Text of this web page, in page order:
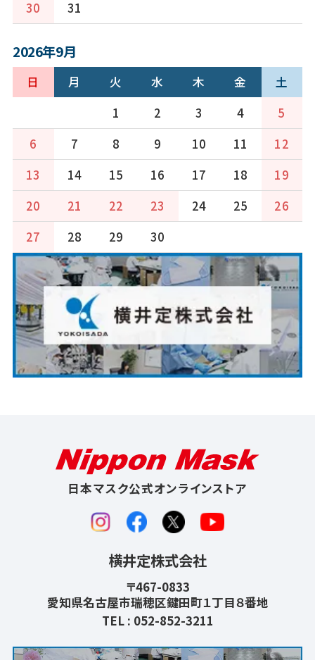
30
31
2026年9月
日 月 火 水 木 金
土
1
2 3 4
5
6
7 8 9 10 11
12
13
14 15 16 17 18
19
20
21 22 23 24 25
26
27
28 29 30
日本マスク公式オンラインストア
横井定株式会社
〒467-0833
愛知県名古屋市瑞穂区鍵田町１丁目８番地
TEL : 052-852-3211